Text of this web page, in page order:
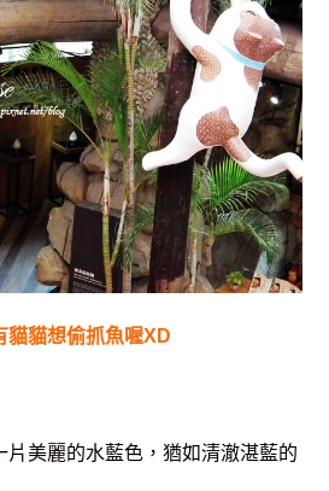
貓貓想偷抓魚喔XD
美麗的水藍色，猶如清澈湛藍的